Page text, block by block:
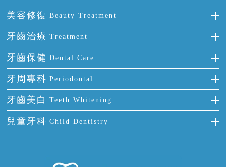
單顆牙缺失
門牙缺失
多顆牙缺失
半口缺失
全口缺失
隱形箍牙
前牙反頜
牙齒擁擠
牙齒前突
牙齒稀疏
美容修復 Beauty Treatment
全瓷牙
烤瓷牙
氟斑牙
四環素牙
活動假牙
牙貼面
牙齒治療 Treatment
補牙
智齒
根管治療
拔牙
牙痛
牙齒保健 Dental Care
正確刷牙
全國愛牙日
預防牙病
牙科通識
牙周專科 Periodontal
牙周炎
牙齦出血
牙齦炎
牙齒美白 Teeth Whitening
冷光美白
兒童牙科 Child Dentistry